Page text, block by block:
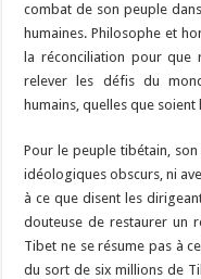
combat de son peuple
humaines. Philosophe et
la réconciliation pour que
relever les défis du
humains, quelles que
Pour le peuple tibétain,
idéologiques obscurs, ni
à ce que disent les
douteuse de restaurer un
Tibet ne se résume pas à
du sort de six millions de